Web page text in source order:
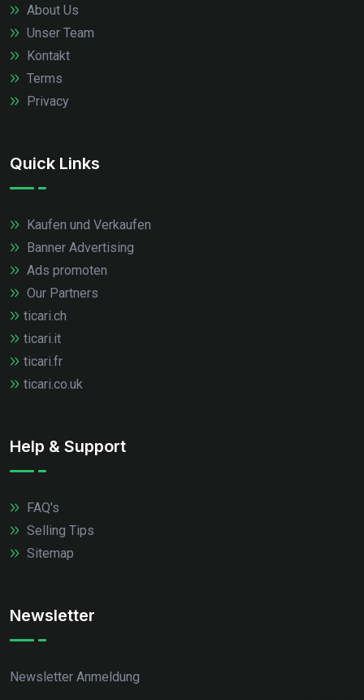
About Us
Unser Team
Kontakt
Terms
Privacy
Quick Links
Kaufen und Verkaufen
Banner Advertising
Ads promoten
Our Partners
ticari.ch
ticari.it
ticari.fr
ticari.co.uk
Help & Support
FAQ's
Selling Tips
Sitemap
Newsletter
Newsletter Anmeldung